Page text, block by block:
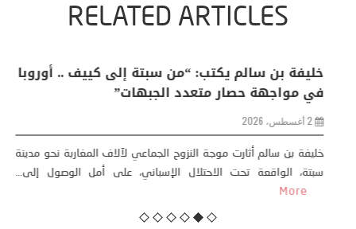
RELATED ARTICLES
منذر بالضيافي يكتب حول: التغيرات المناخية: اكثر
من ظاهرة طبيعية .. تحول اجتماعي وحضاري (
مقاربة سوسيولوجية )
23 يوليو، 2026
كتب: منذر بالضيافي بدأت قصتي مع التغييرات المناخية ” المتطرفة”،
منذ نهاية ثمانينات القرن الماضي، حين أطردنا ...